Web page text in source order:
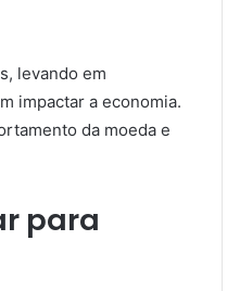
levando em
impactar a economia.
da moeda e
para